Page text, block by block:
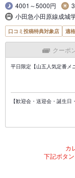
4001～5000円
小田急小田原線成城
口コミ投稿特典対象店 適
クーポ
平日限定【山五人気定番メ
【歓迎会・送迎会・誕生
カ
下記ボタ